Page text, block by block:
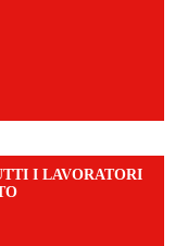
I LAVORATORI